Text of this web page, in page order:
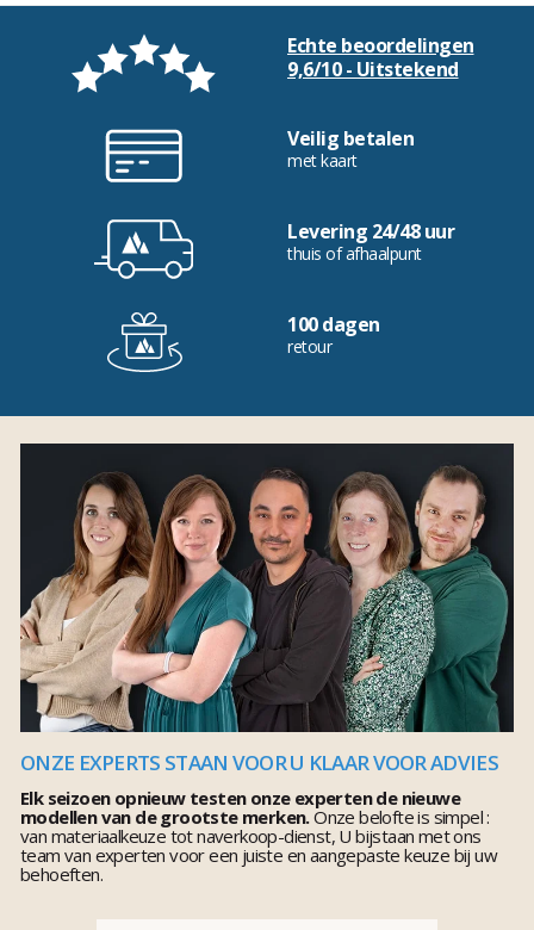
Echte beoordelingen
9,6/10 - Uitstekend
Veilig betalen
met kaart
Levering 24/48 uur
thuis of afhaalpunt
100 dagen
retour
ONZE EXPERTS STAAN VOOR U KLAAR VOOR ADVIES
Elk seizoen opnieuw testen onze experten de nieuwe
modellen van de grootste merken.Onze belofte is simpel :
van materiaalkeuze tot naverkoop-dienst, U bijstaan met ons
team van experten voor een juiste en aangepaste keuze bij uw
behoeften.